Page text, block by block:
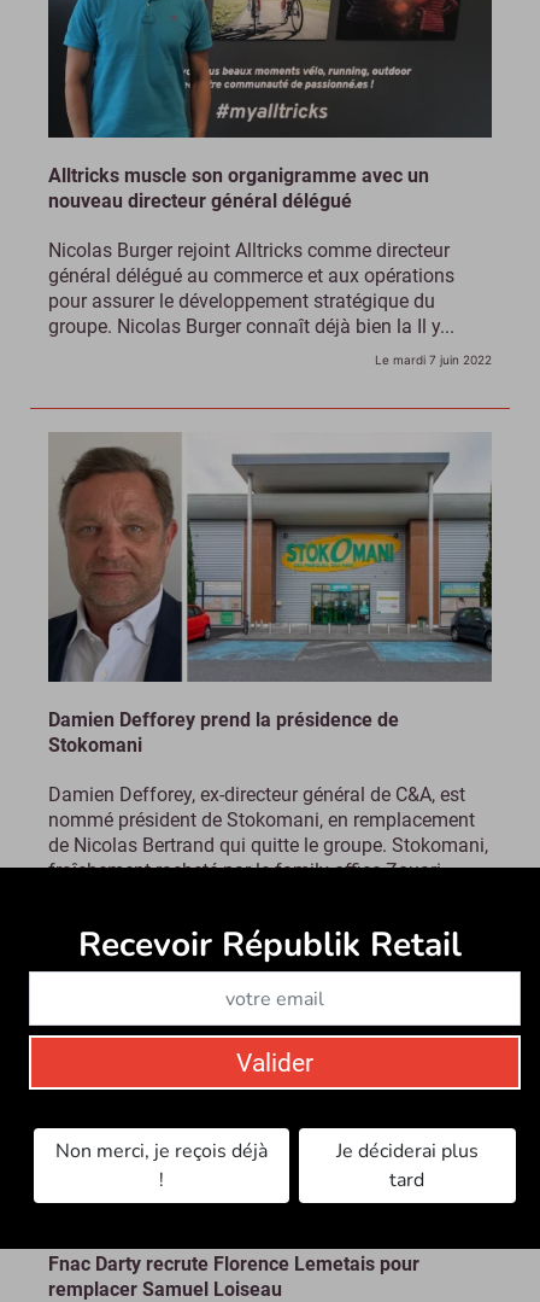
Alltricks muscle son organigramme avec un
nouveau directeur général délégué
Nicolas Burger rejoint Alltricks comme directeur
général délégué au commerce et aux opérations
pour assurer le développement stratégique du
groupe. Nicolas Burger connaît déjà bien la Il y...
Le mardi 7 juin 2022
Damien Defforey prend la présidence de
Stokomani
Damien Defforey, ex-directeur général de C&A, est
nommé président de Stokomani, en remplacement
de Nicolas Bertrand qui quitte le groupe. Stokomani,
fraîchement racheté par le family office Zouari...
Fnac Darty recrute Florence Lemetais pour
remplacer Samuel Loiseau
Recevoir Républik Retail
Valider
Non merci, je reçois déjà
!
Je déciderai plus
tard